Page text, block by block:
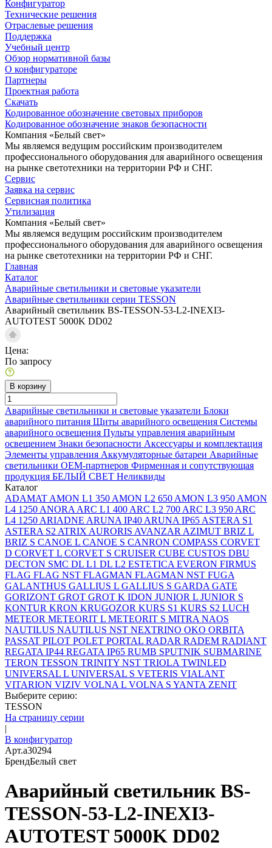
Конфигуратор
Технические решения
Отраслевые решения
Поддержка
Учебный центр
Обзор нормативной базы
О конфигураторе
Партнеры
Проектная работа
Скачать
Кодированное обозначение световых приборов
Кодированное обозначение знаков безопасности
Компания «Белый свет»
Мы являемся ведущим российским производителем
профессионального оборудования для аварийного освещения
на рынке светотехники на территории РФ и СНГ.
Сервис
Заявка на сервис
Сервисная политика
Утилизация
Компания «Белый свет»
Мы являемся ведущим российским производителем
профессионального оборудования для аварийного освещения
на рынке светотехники на территории РФ и СНГ.
Главная
Каталог
Аварийные светильники и световые указатели
Аварийные светильники серии TESSON
Аварийный светильник BS-TESSON-53-L2-INEXI3-
AUTOTEST 5000K DD02
Цена:
По запросу
В корзину
Аварийные светильники и световые указатели Блоки
аварийного питания Щиты аварийного освещения Системы
аварийного освещения Пульты управления аварийным
освещением Знаки безопасности Аксессуары и комплектация
Элементы управления Аккумуляторные батареи Аварийные
светильники ОЕМ-партнеров Фирменная и сопутствующая
продукция БЕЛЫЙ СВЕТ Неликвиды
Каталог
ADAMAT AMON L1 350 AMON L2 650 AMON L3 950 AMON
L4 1250 ANORA ARC L1 400 ARC L2 700 ARC L3 950 ARC
L4 1250 ARIADNE ARUNA IP40 ARUNA IP65 ASTERA S1
ASTERA S2 ATRIX AURORIS AVANZAR AZIMUT BRIZ L
BRIZ S CANOE L CANOE S CANRON COMPASS CORVET
D CORVET L CORVET S CRUISER CUBE CUSTOS DBU
DECTON SMC DL L1 DL L2 ESTETICA EVERON FIRMUS
FLAG FLAG NST FLAGMAN FLAGMAN NST FUGA
GALANTHUS GALLIUS L GALLIUS S GARDA GATE
GORIZONT GROT GROT K IDON JUNIOR L JUNIOR S
KONTUR KRON KRUGOZOR KURS S1 KURS S2 LUCH
METEOR METEORIT L METEORIT S MITRA NAOS
NAUTILUS NAUTILUS NST NEXTRINO OKO ORBITA
PASSAT PILOT POLET PORTAL RADAR RADEM RADIANT
REGATA IP44 REGATA IP65 RUMB SPUTNIK SUBMARINE
TERON TESSON TRINITY NST TRIOLA TWINLED
UNIVERSAL L UNIVERSAL S VETERIS VIALANT
VITARION VIZIV VOLNA L VOLNA S YANTA ZENIT
Выберите серию:
TESSON
На страницу серии
|
В конфигуратор
Арт.a30294
БрендБелый свет
Аварийный светильник BS-
TESSON-53-L2-INEXI3-
AUTOTEST 5000K DD02